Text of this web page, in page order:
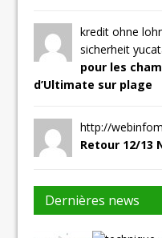
kredit ohne
sicherheit
pour les
d’Ultimate sur plage
http://
Retour 12/13
Dernières news